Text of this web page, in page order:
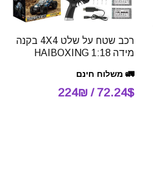
רכב שטח על שלט 4X4 בקנה
מידה 1:18 HAIBOXING
🚛 משלוח חינם
72.24$ / 224₪